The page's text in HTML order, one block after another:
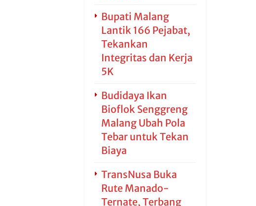
Bupati Malang
Lantik 166 Pejabat,
Tekankan
Integritas dan Kerja
5K
Budidaya Ikan
Bioflok Senggreng
Malang Ubah Pola
Tebar untuk Tekan
Biaya
TransNusa Buka
Rute Manado-
Ternate, Terbang